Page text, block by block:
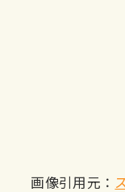
画像引用元：